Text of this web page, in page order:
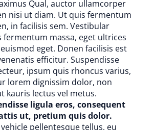
Qual, auctor ullamcorper
nisi ut diam. Ut quis fermentum
in facilisis sem. Vestibular
fermentum massa, eget ultrices
eget. Donen facilisis est
efficitur. Suspendisse
ipsum quis rhoncus varius,
lorem dignissim dolor, non
kauris lectus vel metus.
ligula eros, consequent
ut, pretium quis dolor.
pellentesque tellus, eu